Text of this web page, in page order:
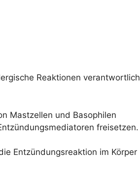
Reaktionen verantwortlich
Mastzellen und Basophilen
freisetzen.
Entzündungsreaktion im Körper